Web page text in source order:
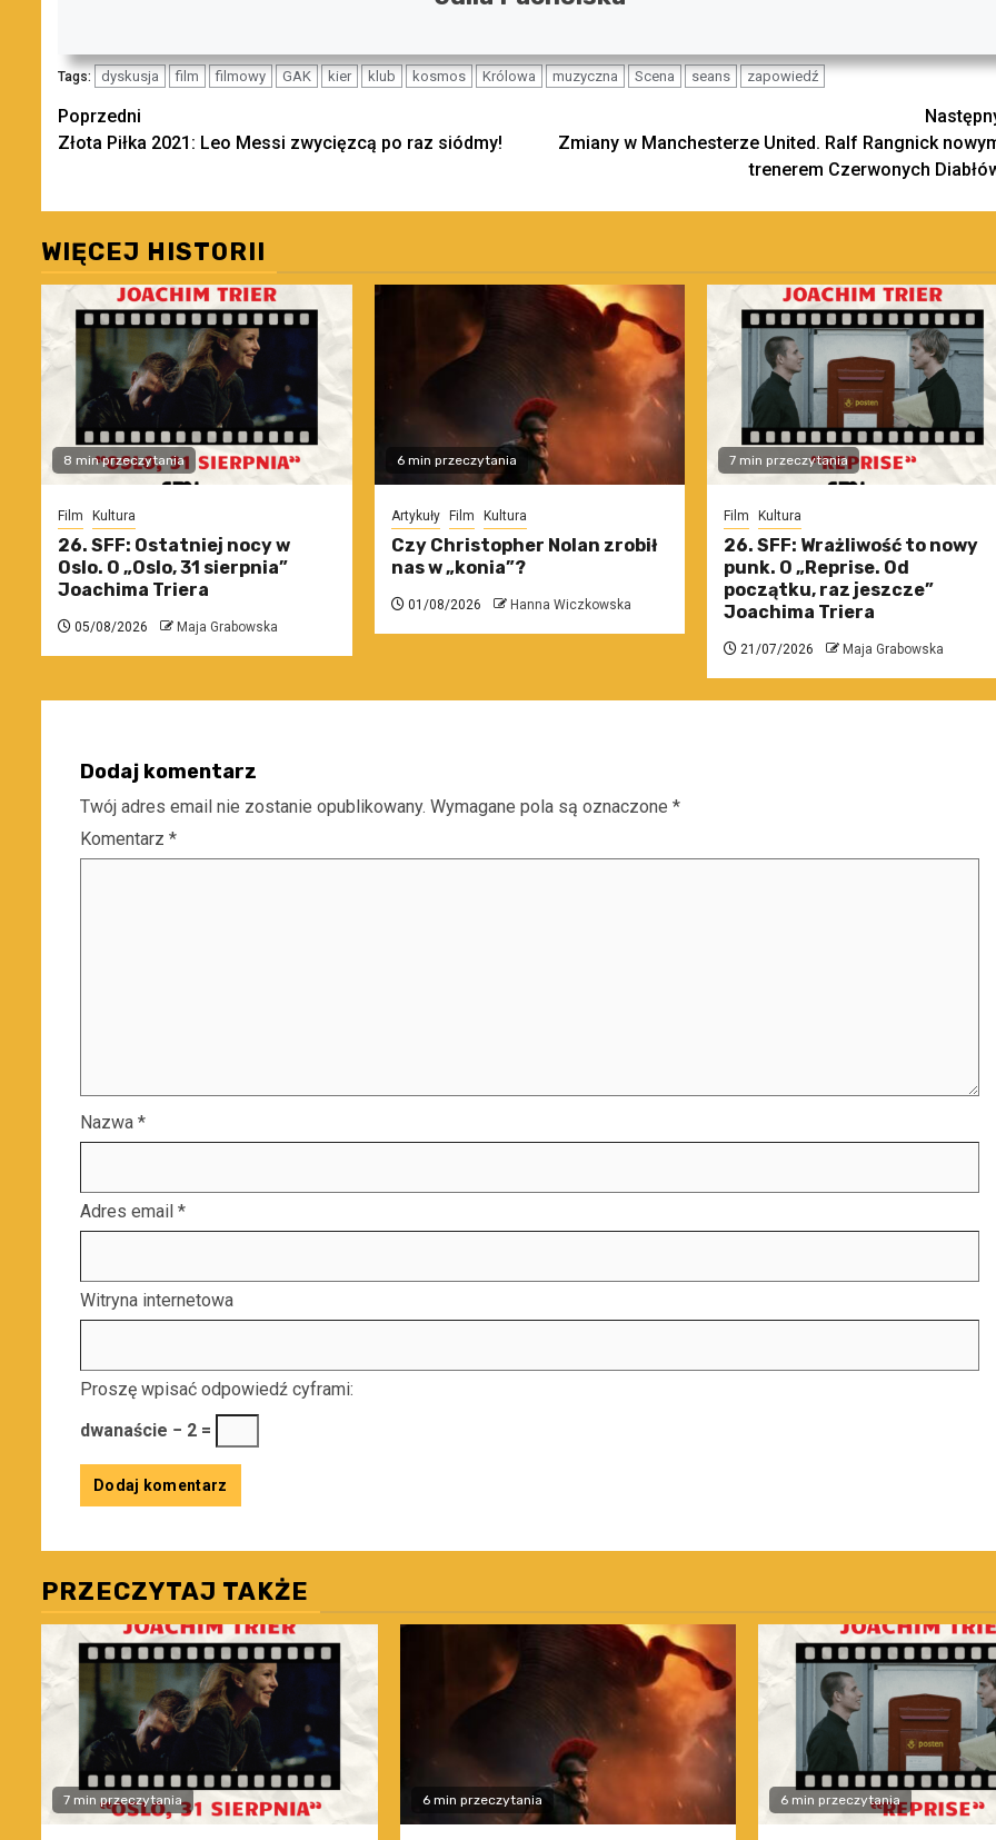
Tags: dyskusja film filmowy GAK kier klub kosmos Królowa muzyczna Scena seans zapowiedź
Zobacz
wpisy
Poprzedni
Złota Piłka 2021: Leo Messi zwycięzcą po raz siódmy!
Zmiany w Manchesterze United. Ralf Rangnick
trenerem Czerwonych
WIĘCEJ HISTORII
8 min przeczytania
Film Kultura
26. SFF: Ostatniej nocy w
Oslo. O „Oslo, 31 sierpnia”
Joachima Triera
05/08/2026 Maja Grabowska
6 min przeczytania
Artykuły Film Kultura
Czy Christopher Nolan zrobił
nas w „konia”?
01/08/2026 Hanna Wiczkowska
7 min przeczytania
Film Kultura
26. SFF: Wrażliwość to nowy
punk. O „Reprise. Od
początku, raz jeszcze”
Joachima Triera
21/07/2026 Maja Grabowska
Dodaj komentarz
Twój adres email nie zostanie opublikowany. Wymagane pola są oznaczone *
Komentarz *
Nazwa *
Adres email *
Witryna internetowa
Proszę wpisać odpowiedź cyframi:
dwanaście − 2 =
PRZECZYTAJ TAKŻE
7 min przeczytania 6 min przeczytania 6 min przeczytania